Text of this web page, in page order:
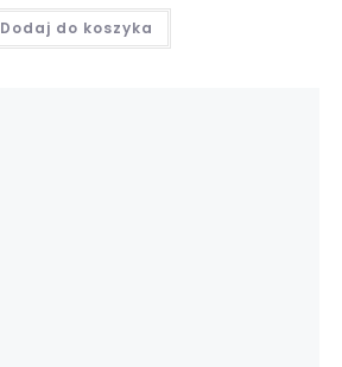
Dodaj do koszyka